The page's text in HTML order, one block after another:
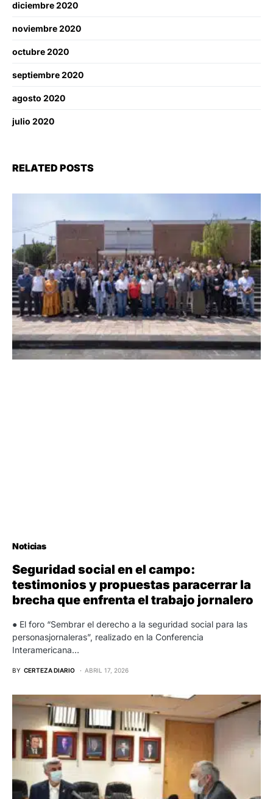
diciembre 2020
noviembre 2020
octubre 2020
septiembre 2020
agosto 2020
julio 2020
RELATED POSTS
Noticias
Seguridad social en el campo:
testimonios y propuestas paracerrar la
brecha que enfrenta el trabajo jornalero
● El foro “Sembrar el derecho a la seguridad social para las
personasjornaleras”, realizado en la Conferencia
Interamericana…
BY CERTEZA DIARIO ABRIL 17, 2026